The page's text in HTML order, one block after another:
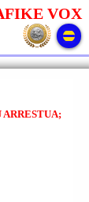
VOX